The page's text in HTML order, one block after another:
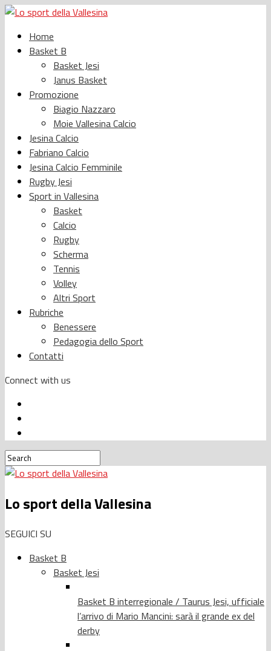
Home
Basket B
Basket Jesi
Janus Basket
Promozione
Biagio Nazzaro
Moie Vallesina Calcio
Jesina Calcio
Fabriano Calcio
Jesina Calcio Femminile
Rugby Jesi
Sport in Vallesina
Basket
Calcio
Rugby
Scherma
Tennis
Volley
Altri Sport
Rubriche
Benessere
Pedagogia dello Sport
Contatti
Connect with us
Lo sport della Vallesina
SEGUICI SU
Basket B
Basket Jesi
Basket B interregionale / Taurus Jesi, ufficiale
l’arrivo di Mario Mancini: sarà il grande ex del
derby